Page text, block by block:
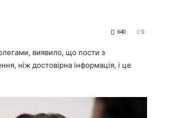
0
640
виявило, що пости з
ніж достовірна інформація, і це